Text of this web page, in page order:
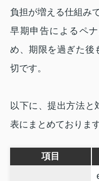
負担が増える仕組みで
早期申告によるペ
め、期限を過ぎた後
切です。
以下に、提出方法と
表にまとめております
項目